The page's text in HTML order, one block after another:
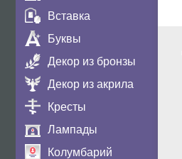
Вставка
Буквы
Декор из бронзы
Декор из акрила
Кресты
Лампады
Колумбарий